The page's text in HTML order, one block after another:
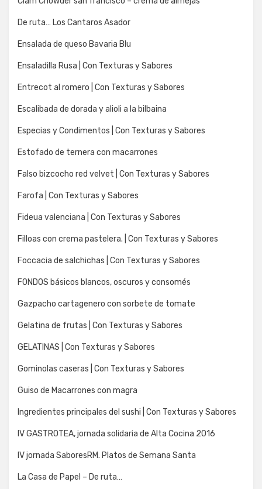
De ruta… Los Cantaros Asador
Ensalada de queso Bavaria Blu
Ensaladilla Rusa | Con Texturas y Sabores
Entrecot al romero | Con Texturas y Sabores
Escalibada de dorada y alioli a la bilbaina
Especias y Condimentos | Con Texturas y Sabores
Estofado de ternera con macarrones
Falso bizcocho red velvet | Con Texturas y Sabores
Farofa | Con Texturas y Sabores
Fideua valenciana | Con Texturas y Sabores
Filloas con crema pastelera. | Con Texturas y Sabores
Foccacia de salchichas | Con Texturas y Sabores
FONDOS básicos blancos, oscuros y consomés
Gazpacho cartagenero con sorbete de tomate
Gelatina de frutas | Con Texturas y Sabores
GELATINAS | Con Texturas y Sabores
Gominolas caseras | Con Texturas y Sabores
Guiso de Macarrones con magra
Ingredientes principales del sushi | Con Texturas y Sabores
IV GASTROTEA, jornada solidaria de Alta Cocina 2016
IV jornada SaboresRM. Platos de Semana Santa
La Casa de Papel – De ruta…